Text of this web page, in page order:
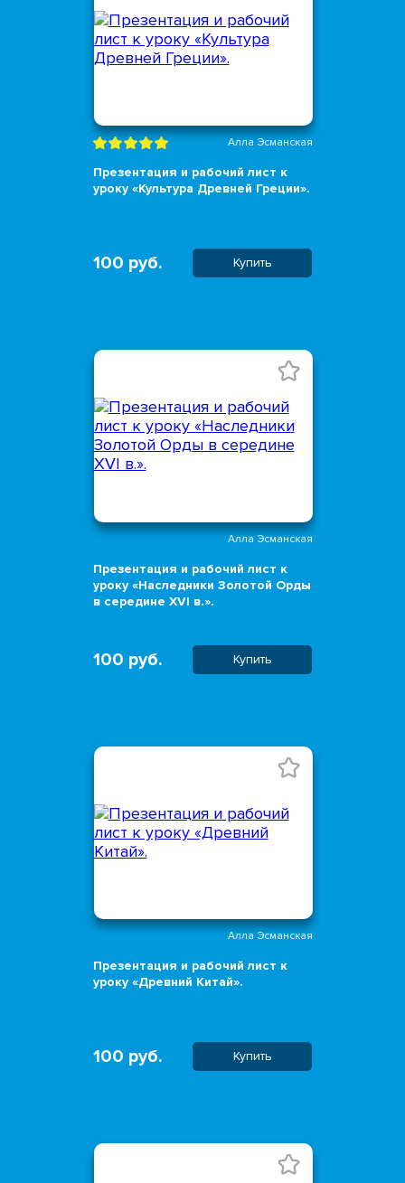
Алла Эсманская
Презентация и рабочий лист к
уроку «Культура Древней Греции».
100 руб. Купить
Алла Эсманская
Презентация и рабочий лист к
уроку «Наследники Золотой Орды
в середине XVI в.».
100 руб. Купить
Алла Эсманская
Презентация и рабочий лист к
уроку «Древний Китай».
100 руб. Купить